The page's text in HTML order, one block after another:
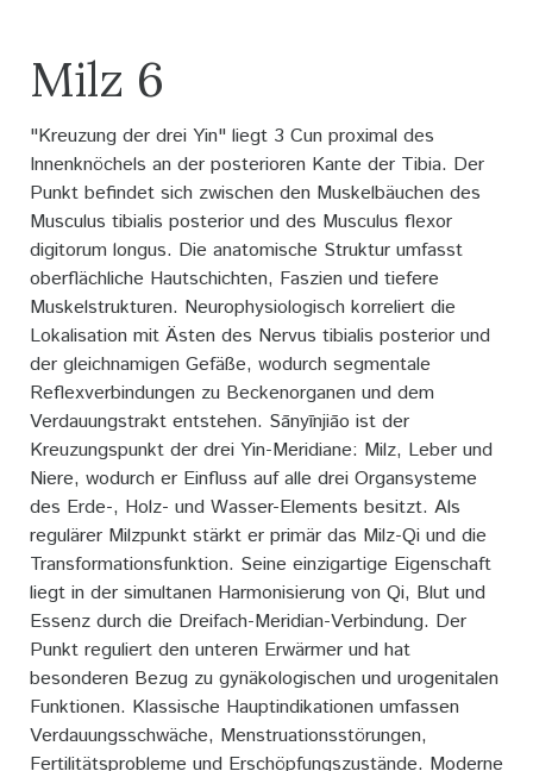
Milz 6
"Kreuzung der drei Yin" liegt 3 Cun proximal des
Innenknöchels an der posterioren Kante der Tibia. Der
Punkt befindet sich zwischen den Muskelbäuchen des
Musculus tibialis posterior und des Musculus flexor
digitorum longus. Die anatomische Struktur umfasst
oberflächliche Hautschichten, Faszien und tiefere
Muskelstrukturen. Neurophysiologisch korreliert die
Lokalisation mit Ästen des Nervus tibialis posterior und
der gleichnamigen Gefäße, wodurch segmentale
Reflexverbindungen zu Beckenorganen und dem
Verdauungstrakt entstehen. Sānyīnjiāo ist der
Kreuzungspunkt der drei Yin-Meridiane: Milz, Leber und
Niere, wodurch er Einfluss auf alle drei Organsysteme
des Erde-, Holz- und Wasser-Elements besitzt. Als
regulärer Milzpunkt stärkt er primär das Milz-Qi und die
Transformationsfunktion. Seine einzigartige Eigenschaft
liegt in der simultanen Harmonisierung von Qi, Blut und
Essenz durch die Dreifach-Meridian-Verbindung. Der
Punkt reguliert den unteren Erwärmer und hat
besonderen Bezug zu gynäkologischen und urogenitalen
Funktionen. Klassische Hauptindikationen umfassen
Verdauungsschwäche, Menstruationsstörungen,
Fertilitätsprobleme und Erschöpfungszustände. Moderne